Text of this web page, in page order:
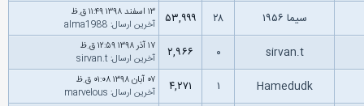
سیما ۱۹۵۶ ۲۸ ۵۳,۹۹۹
۱۳ اسفند ۱۳۹۸ ۱۱:۴۹ ق.ظ
آخرین ارسال:
alma1988
sirvan.t ۰ ۲,۹۶۶
۱۷ آذر ۱۳۹۸ ۱۲:۵۹ ق.ظ
آخرین ارسال:
sirvan.t
Hamedudk ۴,۲۷۱
۰۷ آبان ۱۳۹۸ ۰۱:۰۸ ق.ظ
آخرین ارسال:
marvelous